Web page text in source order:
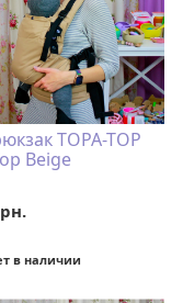
TOPA-TOP
Beige
в наличии